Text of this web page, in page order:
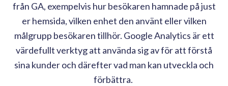
från GA, exempelvis hur besökaren hamnade på just
er hemsida, vilken enhet den använt eller vilken
målgrupp besökaren tillhör. Google Analytics är ett
värdefullt verktyg att använda sig av för att förstå
sina kunder och därefter vad man kan utveckla och
förbättra.